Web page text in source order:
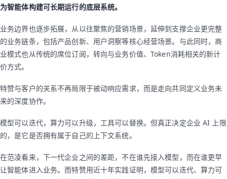
为智能体构建可长期运行的底层系统。
业务边界也逐步拓展，从以往聚焦的营销场景，延伸到支撑企业更完整
的业务链条，包括产品创新、用户洞察等核心经营场景。与此同时，商
业模式也从传统的席位订阅，转向与业务价值、Token消耗相关的新计
价方式。
特赞与客户的关系不再局限于被动响应需求，而是走向共同定义业务未
来的深度协作。
模型可以迭代，算力可以升级，工具可以替换。但真正决定企业 AI 上限
的，是它是否拥有属于自己的上下文系统。
在范凌看来，下一代企业之间的差距，不在谁先接入模型，而在谁更早
让智能体进入业务。而特赞用近十年实践证明，模型可以迭代、算力可